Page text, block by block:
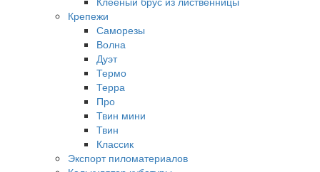
Крепежи
Саморезы
Волна
Дуэт
Термо
Терра
Про
Твин мини
Твин
Классик
Экспорт пиломатериалов